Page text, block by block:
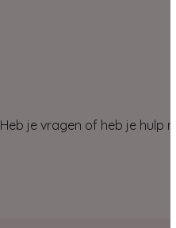
Heb je vragen of heb je hulp